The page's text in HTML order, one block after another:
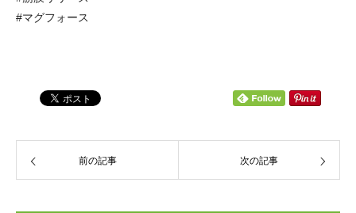
#マグフォース
前の記事 次の記事